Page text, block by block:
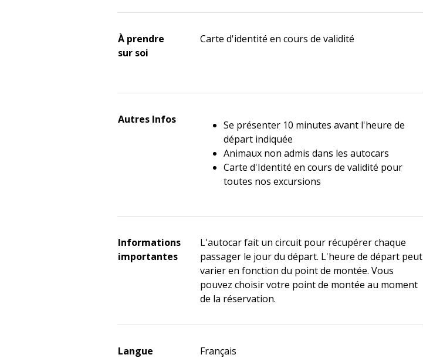
À prendre
sur soi
Carte d'identité en cours de validité
Autres Infos
Se présenter 10 minutes avant l'heure de
départ indiquée
Animaux non admis dans les autocars
Carte d'Identité en cours de validité pour
toutes nos excursions
Informations
importantes
L'autocar fait un circuit pour récupérer chaque
passager le jour du départ. L'heure de départ peut
varier en fonction du point de montée. Vous
pouvez choisir votre point de montée au moment
de la réservation.
Langue
Français